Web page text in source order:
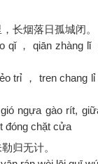
长烟落日孤城闭。
qǐ ， qiān zhàng lǐ
trỉ ， tren chang
ngựa gào rít,
đóng chặt cửa
归无计。